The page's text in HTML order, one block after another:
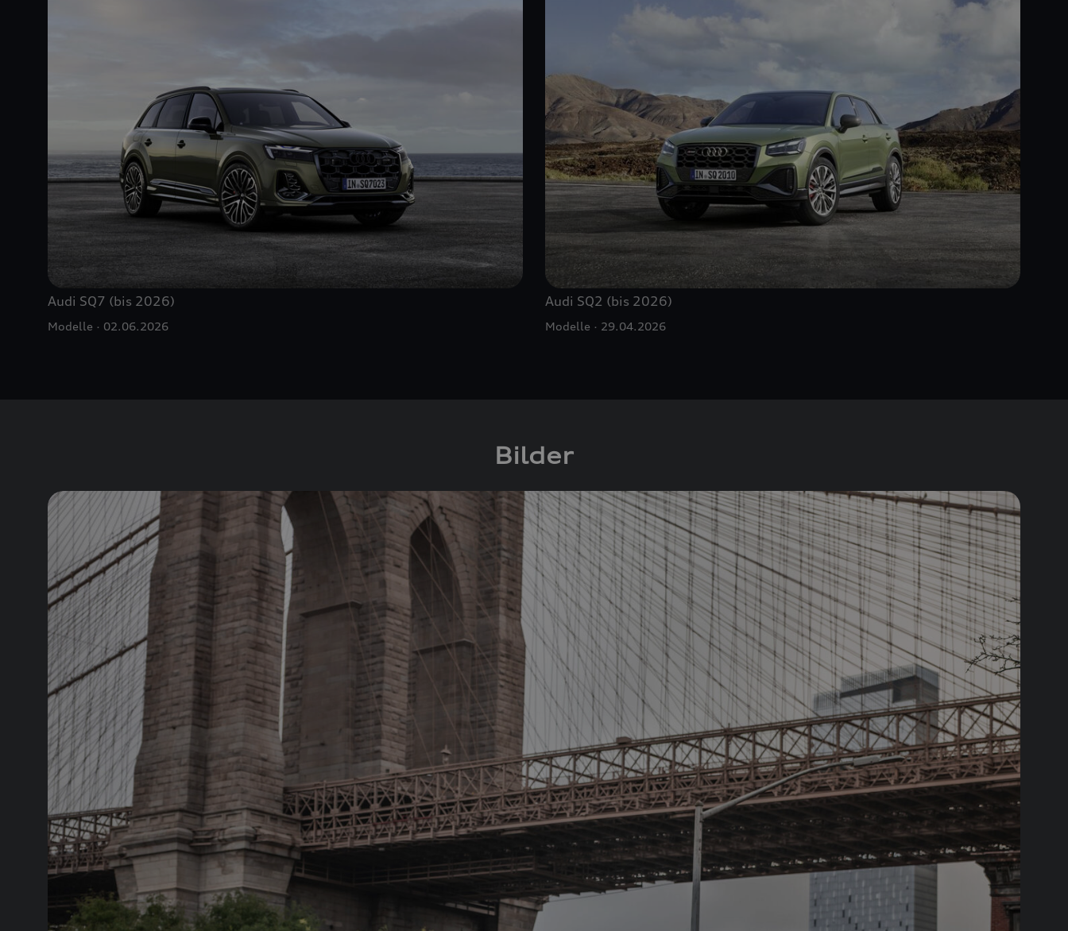
Audi SQ7 (bis 2026)
Modelle 02.06.2026
Audi SQ2 (bis 2026)
Modelle 29.04.2026
Bilder